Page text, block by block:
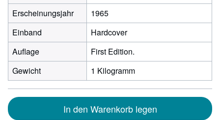
Erscheinungsjahr
1965
Einband
Hardcover
Auflage
First Edition.
Gewicht
1 Kilogramm
In den Warenkorb legen